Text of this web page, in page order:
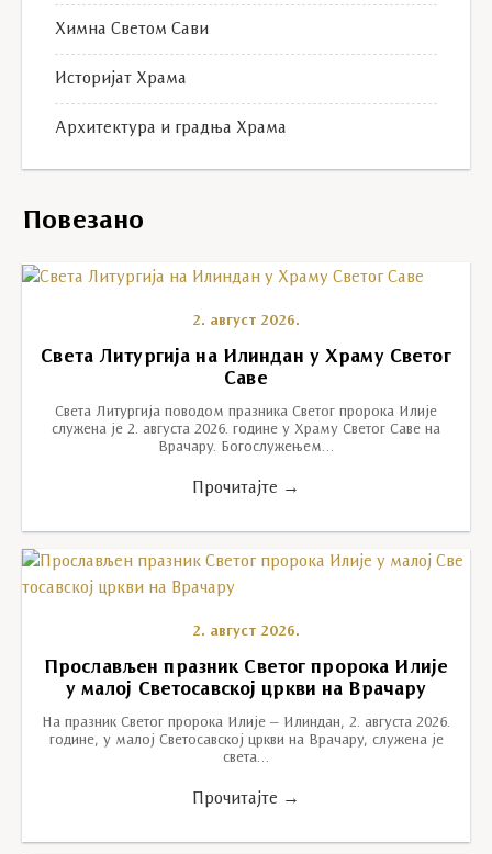
Химна Светом Сави
Историјат Храма
Архитектура и градња Храма
Повезано
2. август 2026.
Света Литургија на Илиндан у Храму Светог
Саве
Света Литургија поводом празника Светог пророка Илије
служена је 2. августа 2026. године у Храму Светог Саве на
Врачару. Богослужењем…
Прочитајте →
2. август 2026.
Прослављен празник Светог пророка Илије
у малој Светосавској цркви на Врачару
На празник Светог пророка Илије – Илиндан, 2. августа 2026.
године, у малој Светосавској цркви на Врачару, служена је
света…
Прочитајте →